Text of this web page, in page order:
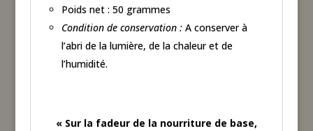
Poids net : 50 grammes
Condition de conservation : A conserver à
l’abri de la lumière, de la chaleur et de
l’humidité.
« Sur la fadeur de la nourriture de base,